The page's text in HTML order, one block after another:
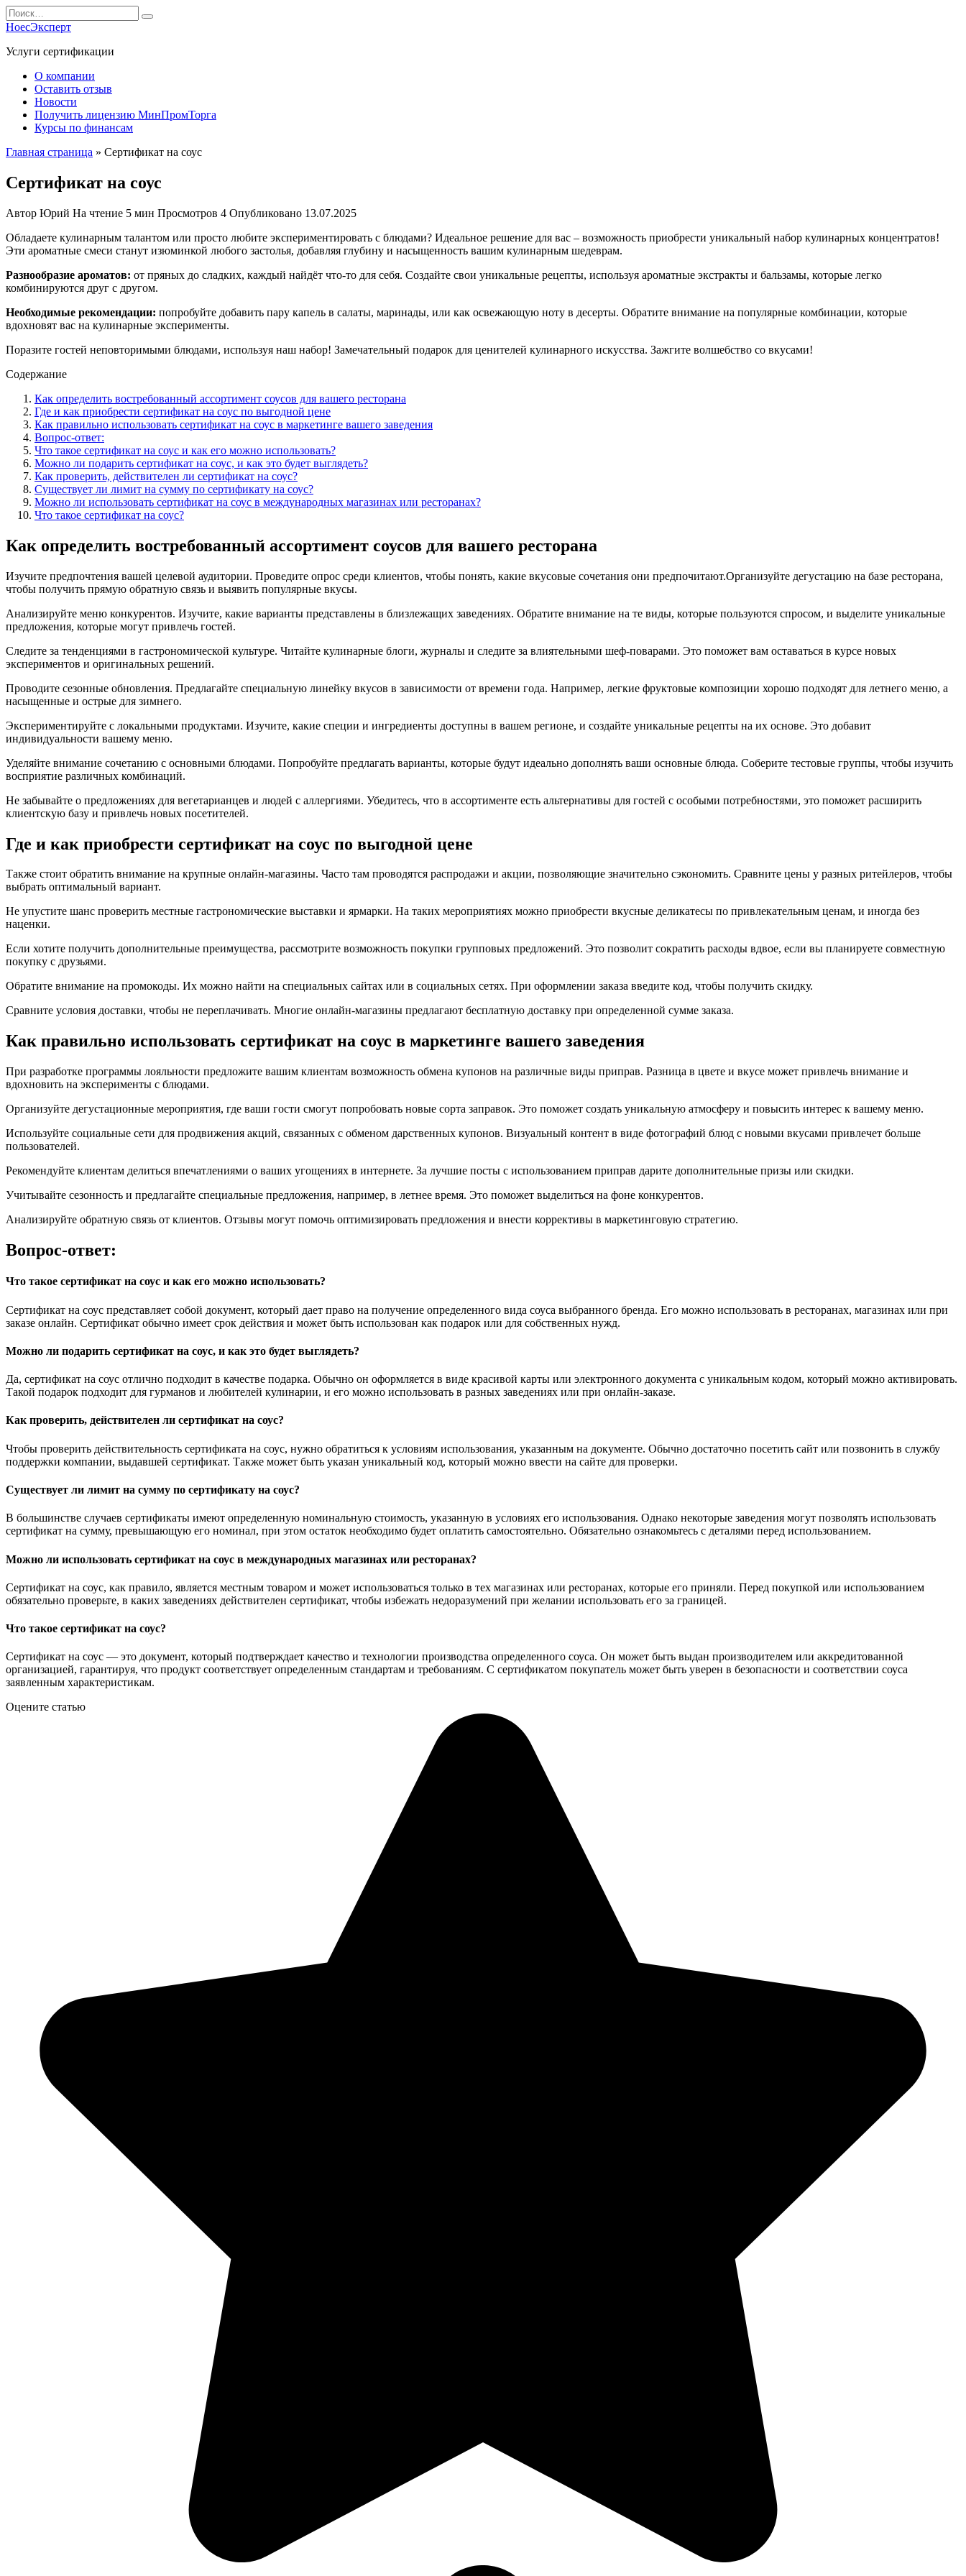
Перейти
к
содержанию
Search
for:
НоесЭксперт
Услуги сертификации
О компании
Оставить отзыв
Новости
Получить лицензию МинПромТорга
Курсы по финансам
Главная страница » Сертификат на соус
Сертификат на соус
Автор Юрий На чтение 5 мин Просмотров 4 Опубликовано 13.07.2025
Обладаете кулинарным талантом или просто любите экспериментировать с блюдами? Идеальное решение для вас – возможность приобрести уникальный набор кулинарных концентратов!
Эти ароматные смеси станут изюминкой любого застолья, добавляя глубину и насыщенность вашим кулинарным шедеврам.
Разнообразие ароматов: от пряных до сладких, каждый найдёт что-то для себя. Создайте свои уникальные рецепты, используя ароматные экстракты и бальзамы, которые легко
комбинируются друг с другом.
Необходимые рекомендации: попробуйте добавить пару капель в салаты, маринады, или как освежающую ноту в десерты. Обратите внимание на популярные комбинации, которые
вдохновят вас на кулинарные эксперименты.
Поразите гостей неповторимыми блюдами, используя наш набор! Замечательный подарок для ценителей кулинарного искусства. Зажгите волшебство со вкусами!
Содержание
Как определить востребованный ассортимент соусов для вашего ресторана
Где и как приобрести сертификат на соус по выгодной цене
Как правильно использовать сертификат на соус в маркетинге вашего заведения
Вопрос-ответ:
Что такое сертификат на соус и как его можно использовать?
Можно ли подарить сертификат на соус, и как это будет выглядеть?
Как проверить, действителен ли сертификат на соус?
Существует ли лимит на сумму по сертификату на соус?
Можно ли использовать сертификат на соус в международных магазинах или ресторанах?
Что такое сертификат на соус?
Как определить востребованный ассортимент соусов для вашего ресторана
Изучите предпочтения вашей целевой аудитории. Проведите опрос среди клиентов, чтобы понять, какие вкусовые сочетания они предпочитают.Организуйте дегустацию на базе ресторана,
чтобы получить прямую обратную связь и выявить популярные вкусы.
Анализируйте меню конкурентов. Изучите, какие варианты представлены в близлежащих заведениях. Обратите внимание на те виды, которые пользуются спросом, и выделите уникальные
предложения, которые могут привлечь гостей.
Следите за тенденциями в гастрономической культуре. Читайте кулинарные блоги, журналы и следите за влиятельными шеф-поварами. Это поможет вам оставаться в курсе новых
экспериментов и оригинальных решений.
Проводите сезонные обновления. Предлагайте специальную линейку вкусов в зависимости от времени года. Например, легкие фруктовые композиции хорошо подходят для летнего меню, а
насыщенные и острые для зимнего.
Экспериментируйте с локальными продуктами. Изучите, какие специи и ингредиенты доступны в вашем регионе, и создайте уникальные рецепты на их основе. Это добавит
индивидуальности вашему меню.
Уделяйте внимание сочетанию с основными блюдами. Попробуйте предлагать варианты, которые будут идеально дополнять ваши основные блюда. Соберите тестовые группы, чтобы изучить
восприятие различных комбинаций.
Не забывайте о предложениях для вегетарианцев и людей с аллергиями. Убедитесь, что в ассортименте есть альтернативы для гостей с особыми потребностями, это поможет расширить
клиентскую базу и привлечь новых посетителей.
Где и как приобрести сертификат на соус по выгодной цене
Также стоит обратить внимание на крупные онлайн-магазины. Часто там проводятся распродажи и акции, позволяющие значительно сэкономить. Сравните цены у разных ритейлеров, чтобы
выбрать оптимальный вариант.
Не упустите шанс проверить местные гастрономические выставки и ярмарки. На таких мероприятиях можно приобрести вкусные деликатесы по привлекательным ценам, и иногда без
наценки.
Если хотите получить дополнительные преимущества, рассмотрите возможность покупки групповых предложений. Это позволит сократить расходы вдвое, если вы планируете совместную
покупку с друзьями.
Обратите внимание на промокоды. Их можно найти на специальных сайтах или в социальных сетях. При оформлении заказа введите код, чтобы получить скидку.
Сравните условия доставки, чтобы не переплачивать. Многие онлайн-магазины предлагают бесплатную доставку при определенной сумме заказа.
Как правильно использовать сертификат на соус в маркетинге вашего заведения
При разработке программы лояльности предложите вашим клиентам возможность обмена купонов на различные виды приправ. Разница в цвете и вкусе может привлечь внимание и
вдохновить на эксперименты с блюдами.
Организуйте дегустационные мероприятия, где ваши гости смогут попробовать новые сорта заправок. Это поможет создать уникальную атмосферу и повысить интерес к вашему меню.
Используйте социальные сети для продвижения акций, связанных с обменом дарственных купонов. Визуальный контент в виде фотографий блюд с новыми вкусами привлечет больше
пользователей.
Рекомендуйте клиентам делиться впечатлениями о ваших угощениях в интернете. За лучшие посты с использованием приправ дарите дополнительные призы или скидки.
Учитывайте сезонность и предлагайте специальные предложения, например, в летнее время. Это поможет выделиться на фоне конкурентов.
Анализируйте обратную связь от клиентов. Отзывы могут помочь оптимизировать предложения и внести коррективы в маркетинговую стратегию.
Вопрос-ответ:
Что такое сертификат на соус и как его можно использовать?
Сертификат на соус представляет собой документ, который дает право на получение определенного вида соуса выбранного бренда. Его можно использовать в ресторанах, магазинах или при
заказе онлайн. Сертификат обычно имеет срок действия и может быть использован как подарок или для собственных нужд.
Можно ли подарить сертификат на соус, и как это будет выглядеть?
Да, сертификат на соус отлично подходит в качестве подарка. Обычно он оформляется в виде красивой карты или электронного документа с уникальным кодом, который можно активировать.
Такой подарок подходит для гурманов и любителей кулинарии, и его можно использовать в разных заведениях или при онлайн-заказе.
Как проверить, действителен ли сертификат на соус?
Чтобы проверить действительность сертификата на соус, нужно обратиться к условиям использования, указанным на документе. Обычно достаточно посетить сайт или позвонить в службу
поддержки компании, выдавшей сертификат. Также может быть указан уникальный код, который можно ввести на сайте для проверки.
Существует ли лимит на сумму по сертификату на соус?
В большинстве случаев сертификаты имеют определенную номинальную стоимость, указанную в условиях его использования. Однако некоторые заведения могут позволять использовать
сертификат на сумму, превышающую его номинал, при этом остаток необходимо будет оплатить самостоятельно. Обязательно ознакомьтесь с деталями перед использованием.
Можно ли использовать сертификат на соус в международных магазинах или ресторанах?
Сертификат на соус, как правило, является местным товаром и может использоваться только в тех магазинах или ресторанах, которые его приняли. Перед покупкой или использованием
обязательно проверьте, в каких заведениях действителен сертификат, чтобы избежать недоразумений при желании использовать его за границей.
Что такое сертификат на соус?
Сертификат на соус — это документ, который подтверждает качество и технологии производства определенного соуса. Он может быть выдан производителем или аккредитованной
организацией, гарантируя, что продукт соответствует определенным стандартам и требованиям. С сертификатом покупатель может быть уверен в безопасности и соответствии соуса
заявленным характеристикам.
Оцените статью